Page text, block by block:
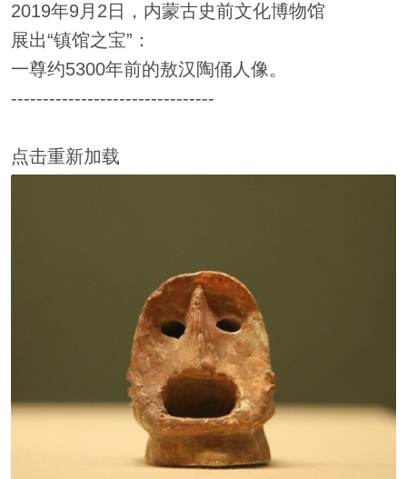
2019年9月2日，内蒙古史前文化博物馆
展出“镇馆之宝”：
一尊约5300年前的敖汉陶俑人像。
--------------------------------
点击重新加载